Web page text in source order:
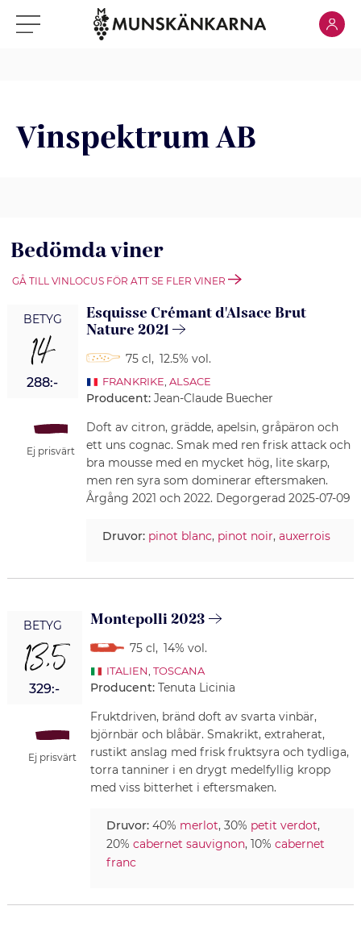
Klicka för meny Klicka
Vinspektrum AB
Bedömda viner
GÅ TILL VINLOCUS FÖR ATT SE FLER VINER
BETYG
14
288:-
Ej prisvärt
Esquisse Crémant d'Alsace Brut
Nature 2021
75 cl, 12.5% vol.
FRANKRIKE ALSACE
Producent: Jean-Claude Buecher
Doft av citron, grädde, apelsin, gråpäron och
ett uns cognac. Smak med ren frisk attack och
bra mousse med en mycket hög, lite skarp,
men ren syra som dominerar eftersmaken.
Årgång 2021 och 2022. Degorgerad 2025-07-09
Druvor: pinot blanc, pinot noir, auxerrois
BETYG
13,5
329:-
Ej prisvärt
Montepolli 2023
75 cl, 14% vol.
ITALIEN TOSCANA
Producent: Tenuta Licinia
Fruktdriven, bränd doft av svarta vinbär,
björnbär och blåbär. Smakrikt, extraherat,
rustikt anslag med frisk fruktsyra och tydliga,
torra tanniner i en drygt medelfyllig kropp
med viss bitterhet i eftersmaken.
Druvor:40% merlot, 30% petit verdot,
20% cabernet sauvignon, 10% cabernet
franc